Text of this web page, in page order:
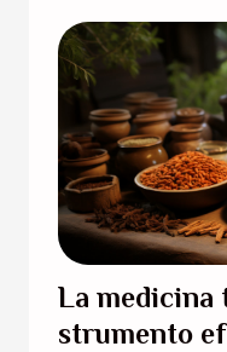
La medicina
strumento